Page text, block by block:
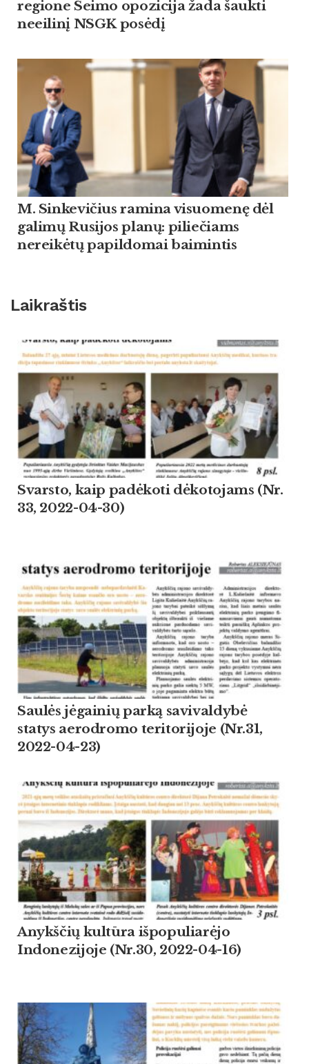
regione Seimo opozicija žada šaukti
neeilinį NSGK posėdį
M. Sinkevičius ramina visuomenę dėl
galimų Rusijos planų: piliečiams
nereikėtų papildomai baimintis
Laikraštis
Svarsto, kaip padėkoti dėkotojams (Nr.
33, 2022-04-30)
Saulės jėgainių parką savivaldybė
statys aerodromo teritorijoje (Nr.31,
2022-04-23)
Anykščių kultūra išpopuliarėjo
Indonezijoje (Nr.30, 2022-04-16)